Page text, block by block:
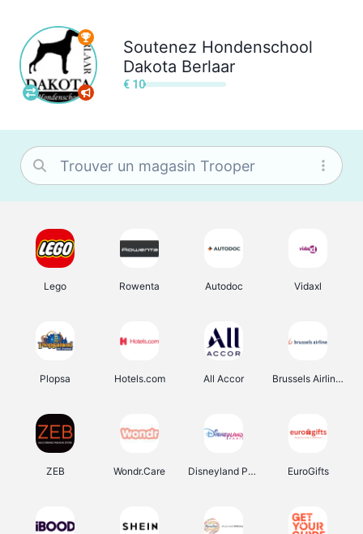
Soutenez Hondenschool
Dakota Berlaar
€ 10
Lego Rowenta Autodoc Vidaxl
Plopsa Hotels.com All Accor Brussels Airlines
ZEB Wondr.Care Disneyland Paris EuroGifts